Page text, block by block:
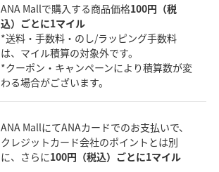
ANA Mallで購入する商品価格100円（税
込）ごとに1マイル
*送料・手数料・のし/ラッピング手数料
は、マイル積算の対象外です。
*クーポン・キャンペーンにより積算数が変
わる場合がございます。
ANA MallにてANAカードでのお支払いで、
クレジットカード会社のポイントとは別
に、さらに100円（税込）ごとに1マイル